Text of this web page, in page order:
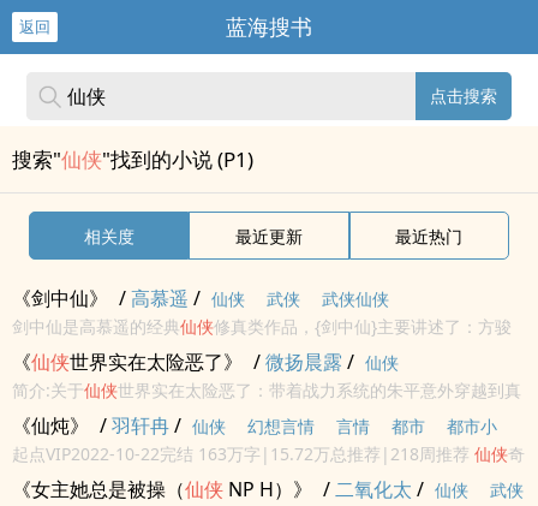
返回 蓝海搜书
点击搜索
搜索"仙侠"找到的小说 (P1)
相关度 最近更新 最近热门
《剑中仙》 /高慕遥 / 仙侠 武侠
武侠仙侠
剑中仙是高慕遥的经典仙侠修真类作品，{剑中仙}主要讲述了：方骏
眉牵着一匹白马，走下了剑北山城，这一走，就走出了一片天， 高慕
遥最新鼎力大作，年度必看仙侠修真。海棠屋（haitangshuwu ...
《仙侠世界实在太险恶了》 /微扬晨露 / 仙侠
简介:关于仙侠世界实在太险恶了：带着战力系统的朱平意外穿越到真
正的仙侠 世界。什么？！我的系统就只能看个战力？什么？！还以为
捧上大腿，结果门派才半年就被灭了？朱平：我只想好好修仙长生
啊，
仙侠 世界...
《仙炖》 /羽轩冉/ 仙侠 幻想言情 言情 都市
都市小
说
武侠仙侠 起点VIP2022-10-22完结 163万字|15.72万总推荐|218周推荐 仙侠奇
缘 古典仙侠文案： 仙路缥缈，清歌踏月上九天；云山万劫，一剑天
《女主她总是被操（仙侠 NP H）》 /二氧化太 / 仙侠
武侠